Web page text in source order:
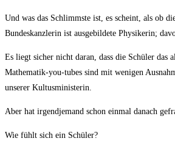
Und was das Schlimmste ist, es scheint, als ob
Bundeskanzlerin ist ausgebildete Physikerin;
Es liegt sicher nicht daran, dass die Schüler das
Mathematik-you-tubes sind mit wenigen
unserer Kultusministerin.
Aber hat irgendjemand schon einmal danach
Wie fühlt sich ein Schüler?